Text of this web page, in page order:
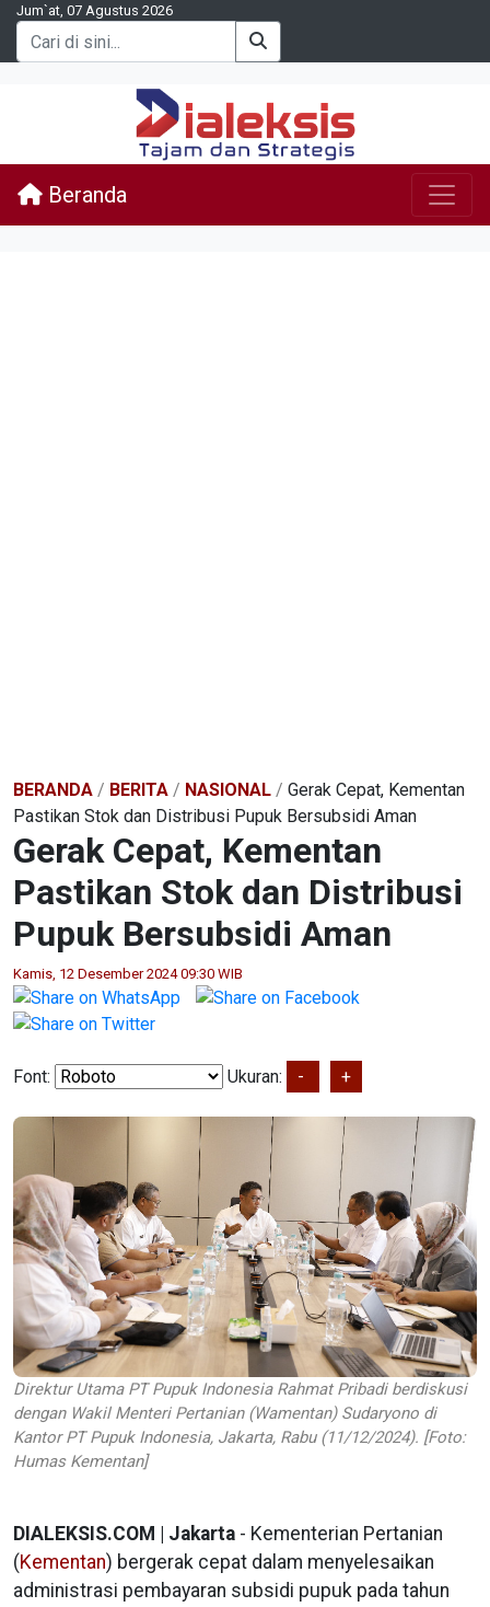
Jum`at, 07 Agustus 2026
Beranda
BERANDA / BERITA / NASIONAL / Gerak Cepat, Kementan
Pastikan Stok dan Distribusi Pupuk Bersubsidi Aman
Gerak Cepat, Kementan
Pastikan Stok dan Distribusi
Pupuk Bersubsidi Aman
Kamis, 12 Desember 2024 09:30 WIB
Font: Ukuran: - +
Direktur Utama PT Pupuk Indonesia Rahmat Pribadi berdiskusi
dengan Wakil Menteri Pertanian (Wamentan) Sudaryono di
Kantor PT Pupuk Indonesia, Jakarta, Rabu (11/12/2024). [Foto:
Humas Kementan]
DIALEKSIS.COM | Jakarta - Kementerian Pertanian
(Kementan) bergerak cepat dalam menyelesaikan
administrasi pembayaran subsidi pupuk pada tahun